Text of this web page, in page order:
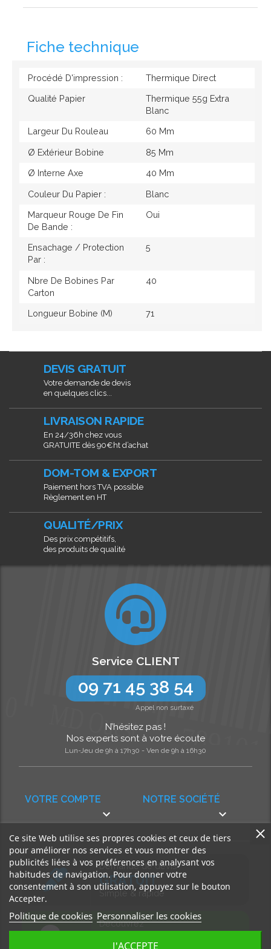
Fiche technique
Procédé D'impression : Thermique Direct
Qualité Papier
Thermique 55g Extra
Blanc
Largeur Du Rouleau 60 Mm
Ø Extérieur Bobine 85 Mm
Ø Interne Axe 40 Mm
Couleur Du Papier : Blanc
Marqueur Rouge De Fin
De Bande :
Oui
Ensachage / Protection
Par :
5
Nbre De Bobines Par
Carton
40
Longueur Bobine (M) 71
DEVIS GRATUIT
Votre demande de devis
en quelques clics...
LIVRAISON RAPIDE
En 24/36h chez vous
GRATUITE dès 90€ht d’achat
DOM-TOM & EXPORT
Paiement hors TVA possible
Règlement en HT
QUALITÉ/PRIX
Des prix compétitifs,
des produits de qualité
NOTRE SOCIÉTÉ

VOTRE COMPTE

Service CLIENT
09 71 45 38 54
Appel non surtaxé
N’hésitez pas !
Nos experts sont à votre écoute
Lun-Jeu de 9h à 17h30 - Ven de 9h à 16h30
Demande de devis
GRATUIT
Simple & rapide
Découvrez
Ce site Web utilise ses propres cookies et ceux de tiers
pour améliorer nos services et vous montrer des
publicités liées à vos préférences en analysant vos
habitudes de navigation. Pour donner votre
consentement à son utilisation, appuyez sur le bouton
Accepter.
Politique de cookies Personnaliser les cookies
J'ACCEPTE